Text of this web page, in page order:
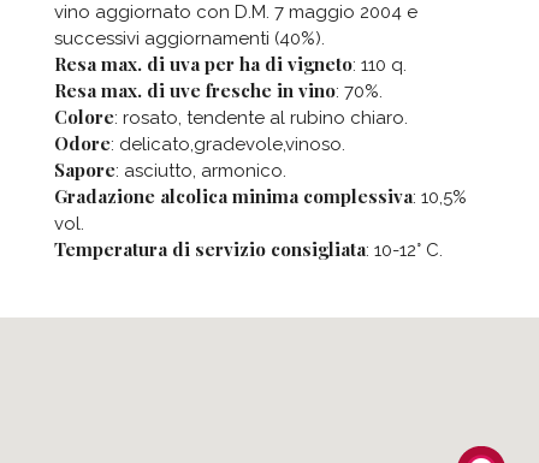
vino aggiornato con D.M. 7 maggio 2004 e
successivi aggiornamenti (40%).
Resa max. di uva per ha di vigneto: 110 q.
Resa max. di uve fresche in vino: 70%.
Colore: rosato, tendente al rubino chiaro.
Odore: delicato,gradevole,vinoso.
Sapore: asciutto, armonico.
Gradazione alcolica minima complessiva: 10,5%
vol.
Temperatura di servizio consigliata: 10-12° C.